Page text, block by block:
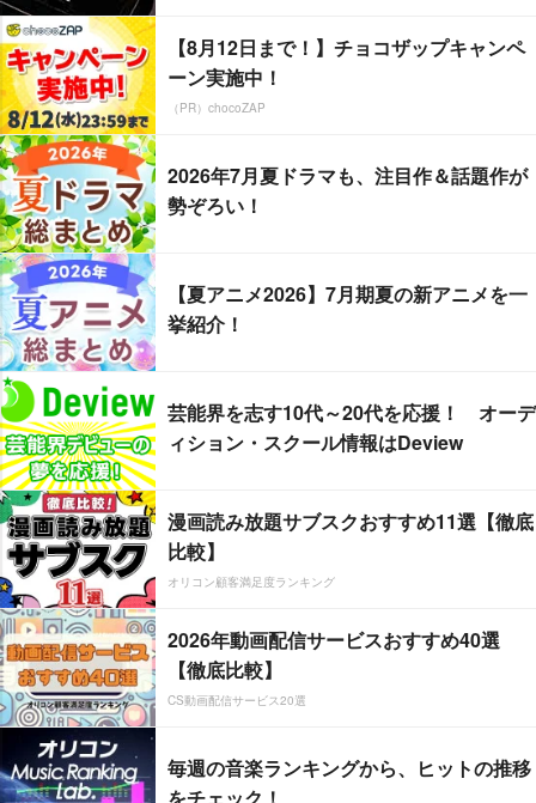
【8月12日まで！】チョコザップキャンペ
ーン実施中！
（PR）chocoZAP
2026年7月夏ドラマも、注目作＆話題作が
勢ぞろい！
【夏アニメ2026】7月期夏の新アニメを一
挙紹介！
芸能界を志す10代～20代を応援！ オーデ
ィション・スクール情報はDeview
漫画読み放題サブスクおすすめ11選【徹底
比較】
オリコン顧客満足度ランキング
2026年動画配信サービスおすすめ40選
【徹底比較】
CS動画配信サービス20選
毎週の音楽ランキングから、ヒットの推移